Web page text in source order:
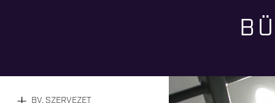
BV. SZERVEZET
videoblokk